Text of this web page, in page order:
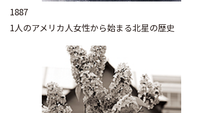
1887
1人のアメリカ人女性から始まる北星の歴史